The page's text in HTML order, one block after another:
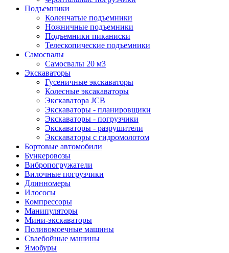
Подъемники
Коленчатые подъемники
Ножничные подъемники
Подъемники пиканиски
Телескопические подъемники
Самосвалы
Самосвалы 20 м3
Экскаваторы
Гусеничные экскаваторы
Колесные эксакаваторы
Экскаватора JCB
Экскаваторы - планировщики
Экскаваторы - погрузчики
Экскаваторы - разрушители
Экскаваторы с гидромолотом
Бортовые автомобили
Бункеровозы
Вибропогружатели
Вилочные погрузчики
Длинномеры
Илососы
Компрессоры
Манипуляторы
Мини-экскаваторы
Поливомоечные машины
Сваебойные машины
Ямобуры